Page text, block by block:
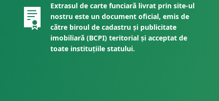
Extrasul de carte funciară livrat prin site-ul
nostru este un document oficial, emis de
către biroul de cadastru și publicitate
imobiliară (BCPI) teritorial și acceptat de
toate instituțiile statului.